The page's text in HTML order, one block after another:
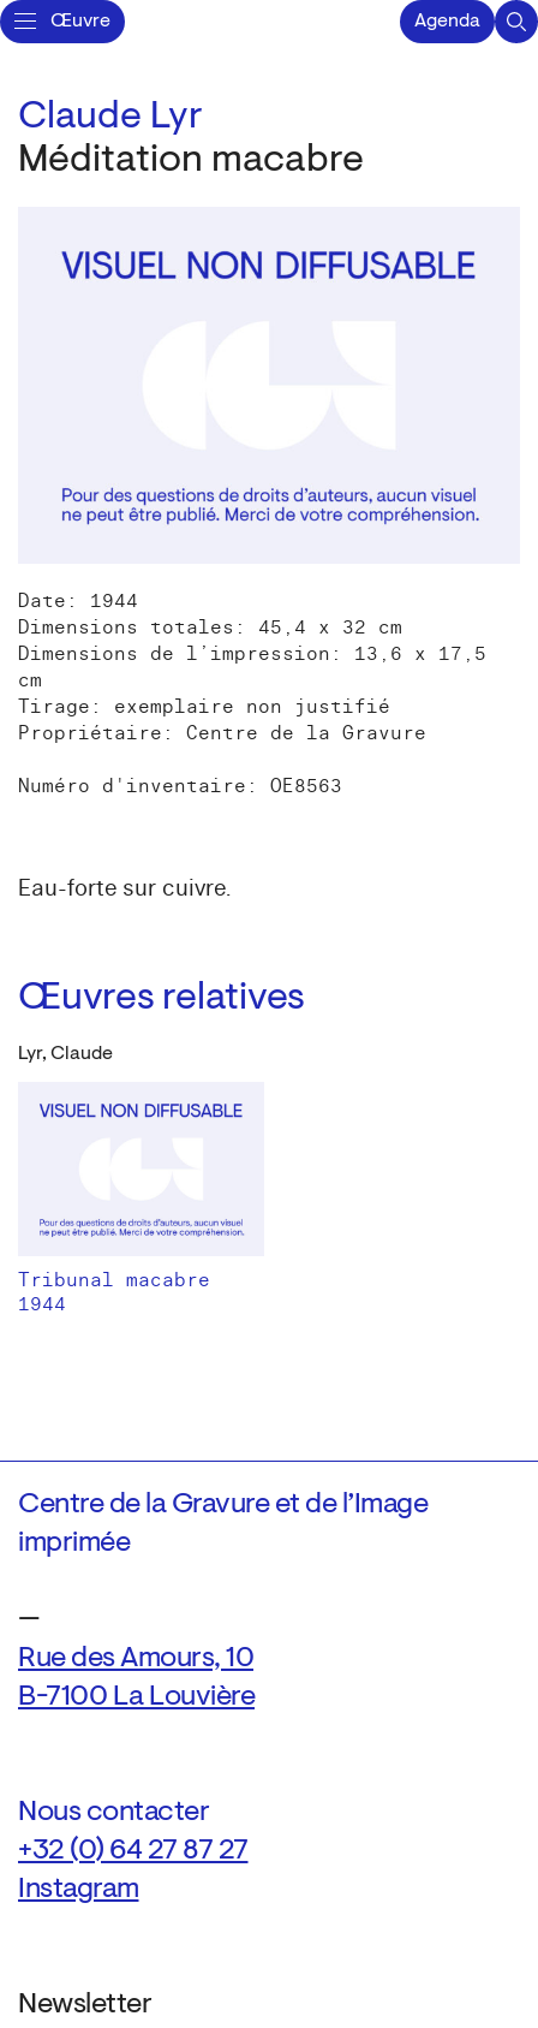
Œuvre Agenda
Claude Lyr
Méditation macabre
Date: 1944
Dimensions totales: 45,4 x 32 cm
Dimensions de l’impression: 13,6 x 17,5
cm
Tirage: exemplaire non justifié
Propriétaire: Centre de la Gravure
Numéro d'inventaire: OE8563
Eau-forte sur cuivre.
Œuvres relatives
Lyr, Claude
Tribunal macabre
1944
Centre de la Gravure et de l’Image
imprimée
—
Rue des Amours, 10
B-7100 La Louvière
Nous contacter
+32 (0) 64 27 87 27
Instagram
Newsletter